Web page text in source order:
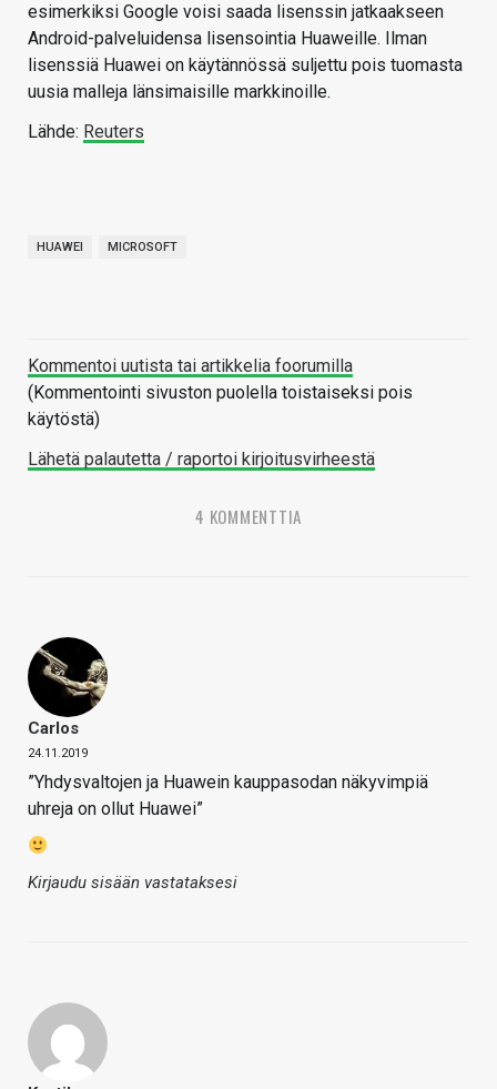
esimerkiksi Google voisi saada lisenssin jatkaakseen
Android-palveluidensa lisensointia Huaweille. Ilman
lisenssiä Huawei on käytännössä suljettu pois tuomasta
uusia malleja länsimaisille markkinoille.
Lähde: Reuters
HUAWEI MICROSOFT
Kommentoi uutista tai artikkelia foorumilla
(Kommentointi sivuston puolella toistaiseksi pois
käytöstä)
Lähetä palautetta / raportoi kirjoitusvirheestä
4 KOMMENTTIA
Carlos
24.11.2019
”Yhdysvaltojen ja Huawein kauppasodan näkyvimpiä
uhreja on ollut Huawei”
Kirjaudu sisään vastataksesi